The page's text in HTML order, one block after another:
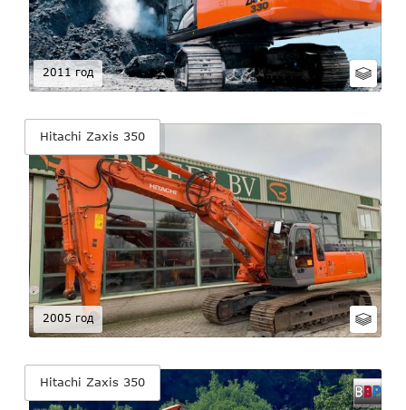
2011 год
Hitachi Zaxis 350
2005 год
Hitachi Zaxis 350